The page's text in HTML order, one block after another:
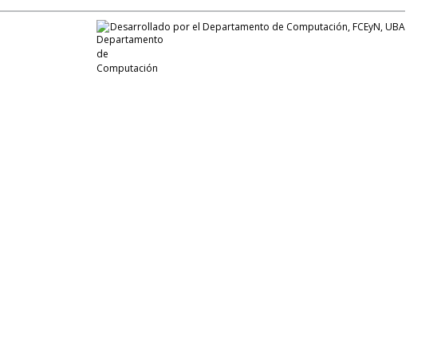
Desarrollado por el Departamento de Computación, FCEyN, UBA